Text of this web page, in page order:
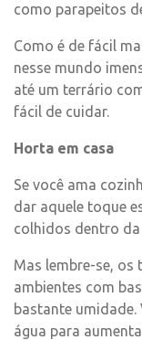
como parapeitos
Como é de fácil
nesse mundo
até um terrário
fácil de cuidar.
Horta em casa
Se você ama
dar aquele toque
colhidos dentro da
Mas lembre-se, os
ambientes com
bastante
água para